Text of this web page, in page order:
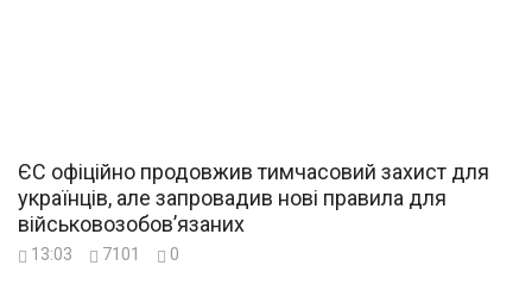
ЄС офіційно продовжив тимчасовий захист для
українців, але запровадив нові правила для
військовозобов’язаних
13:03 7101 0